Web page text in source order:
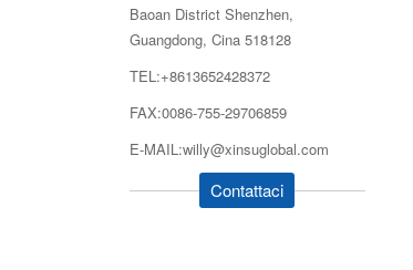
Baoan District Shenzhen,
Guangdong, Cina 518128
TEL:+8613652428372
FAX:0086-755-29706859
E-MAIL:willy@xinsuglobal.com
Contattaci